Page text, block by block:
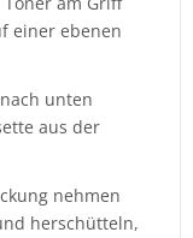
einer ebenen
unten
aus der
nehmen
herschütteln,